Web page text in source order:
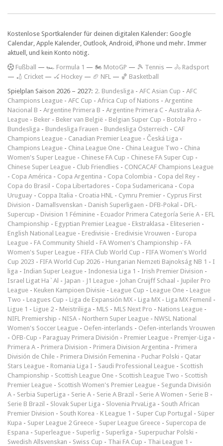
Kostenlose Sportkalender für deinen digitalen Kalender: Google
Calendar, Apple Kalender, Outlook, Android, iPhone und mehr. Immer
aktuell, und kein Konto nötig.
Fußball — 🏎️ Formula 1 — 🏍 MotoGP — 🎾 Tennis — 🚴 Radsport
— 🏏 Cricket — 🏑 Hockey — 🏈 NFL — 🏀 Basketball
Spielplan Saison 2026 – 2027: 2. Bundesliga - AFC Asian Cup - AFC
Champions League - AFC Cup - Africa Cup of Nations - Argentine
Nacional B - Argentine Primera B - Argentine Primera C - Australia A-
League - Beker - Beker van België - Belgian Super Cup - Botola Pro -
Bundesliga - Bundesliga Frauen - Bundesliga Österreich - CAF
Champions League - Canadian Premier League - Česká Liga -
Champions League - China League One - China League Two - China
Women's Super League - Chinese FA Cup - Chinese FA Super Cup -
Chinese Super League - Club Friendlies - CONCACAF Champions League
- Copa América - Copa Argentina - Copa Colombia - Copa del Rey -
Copa do Brasil - Copa Libertadores - Copa Sudamericana - Copa
Uruguay - Coppa Italia - Croatia HNL - Cymru Premier - Cyprus First
Division - Damallsvenskan - Danish Superligaen - DFB-Pokal - DFL-
Supercup - Division 1 Féminine - Ecuador Primera Categoría Serie A - EFL
Championship - Egyptian Premier League - Ekstraklasa - Eliteserien -
English National League - Eredivisie - Eredivisie Vrouwen - Europa
League - FA Community Shield - FA Women's Championship - FA
Women's Super League - FIFA Club World Cup - FIFA Women's World
Cup 2023 - FIFA World Cup 2026 - Hungarian Nemzeti Bajnokság NB 1 - I
liga - Indian Super League - Indonesia Liga 1 - Irish Premier Division -
Israel Ligat Ha`Al - Japan - J1 League - Johan Cruijff Schaal - Jupiler Pro
League - Keuken Kampioen Divisie - League Cup - League One - League
Two - Leagues Cup - Liga de Expansión MX - Liga MX - Liga MX Femenil -
Ligue 1 - Ligue 2 - Meistriliiga - MLS - MLS Next Pro - Nations League -
NIFL Premiership - NISA - Northern Super League - NWSL National
Women's Soccer League - Oefen-interlands - Oefen-interlands Vrouwen
- ÖFB-Cup - Paraguay Primera División - Premier League - Premjer-Liga -
Primera A - Primera Division - Primera Division Argentina - Primera
División de Chile - Primera División Femenina - Puchar Polski - Qatar
Stars League - Romania Liga I - Saudi Professional League - Scottish
Championship - Scottish League One - Scottish League Two - Scottish
Premier League - Scottish Women's Premier League - Segunda División
A - Serbia SuperLiga - Serie A - Serie A Brazil - Serie A Women - Serie B -
Serie B Brazil - Slovak Super Liga - Slovenia PrvaLiga - South African
Premier Division - South Korea - K League 1 - Super Cup Portugal - Süper
Kupa - Super League 2 Greece - Super League Greece - Supercopa de
Espana - Superleague - Superlig - Superliga - Superpuchar Polski -
Swedish Allsvenskan - Swiss Cup - Thai FA Cup - Thai League 1 -